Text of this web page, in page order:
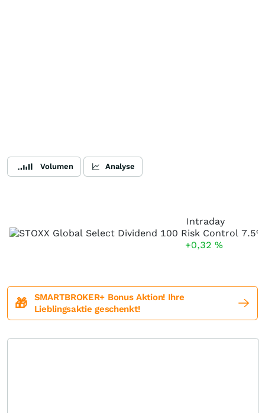
Volumen Analyse
Intraday
+0,32 %
🎁
SMARTBROKER+ Bonus Aktion! Ihre
Lieblingsaktie geschenkt!